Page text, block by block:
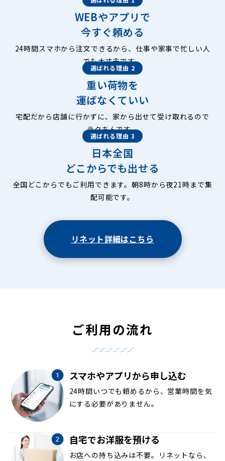
WEBやアプリで
今すぐ頼める
24時間スマホから注文できるから、仕事や家事で忙しい人
でも大丈夫です。
選ばれる理由 2
重い荷物を
運ばなくていい
宅配だから店舗に行かずに、家から出せて受け取れるので
ラクちんです。
選ばれる理由 3
日本全国
どこからでも出せる
全国どこからでもご利用できます。朝8時から夜21時まで集
配可能です。
リネット詳細はこちら
ご利用の流れ
スマホやアプリから申し込む
24時間いつでも頼めるから、営業時間を気
にする必要がありません。
自宅でお洋服を預ける
お店への持ち込みは不要。リネットなら、